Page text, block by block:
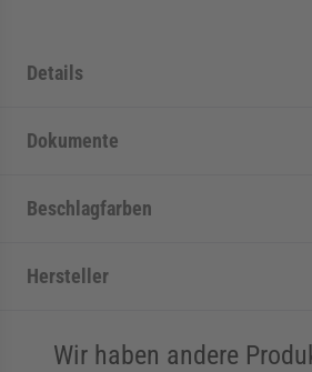
Details
Dokumente
Beschlagfarben
Hersteller
Wir haben andere